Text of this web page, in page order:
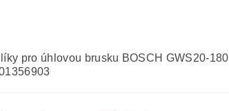
pro úhlovou brusku BOSCH GWS20-180